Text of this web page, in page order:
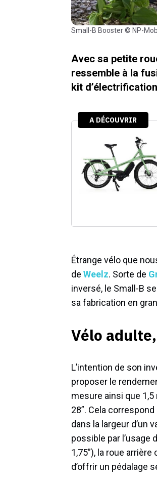
Small-B Booster © NP-
Avec sa petite
ressemble à la
kit
Étrange vélo que
de Weelz. Sorte de
inversé, le Small-B
sa fabrication en
Vélo
L’intention de son
proposer le
mesure ainsi que
28”. Cela
dans la largeur d’un
possible par l’usage
1,75”), la roue
d’offrir un pédalage